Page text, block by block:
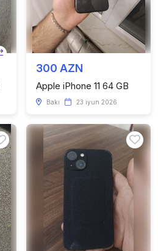
300 AZN
Apple iPhone 11 64 GB
Bakı 23 iyun 2026